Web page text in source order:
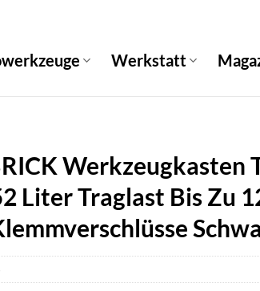
Werkstatt
Werkzeugkasten
Liter Traglast Bis Zu